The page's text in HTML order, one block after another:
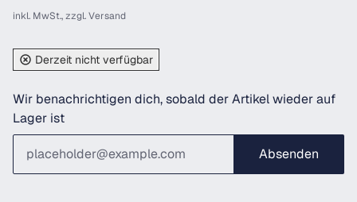
inkl. MwSt., zzgl.Versand
Derzeit nicht verfügbar
Wir benachrichtigen dich, sobald der Artikel wieder auf
Lager ist
Absenden